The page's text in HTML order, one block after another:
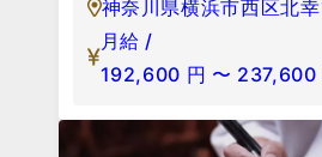
神奈川県横浜市西区北
月給 /
192,600 円 〜 237,600